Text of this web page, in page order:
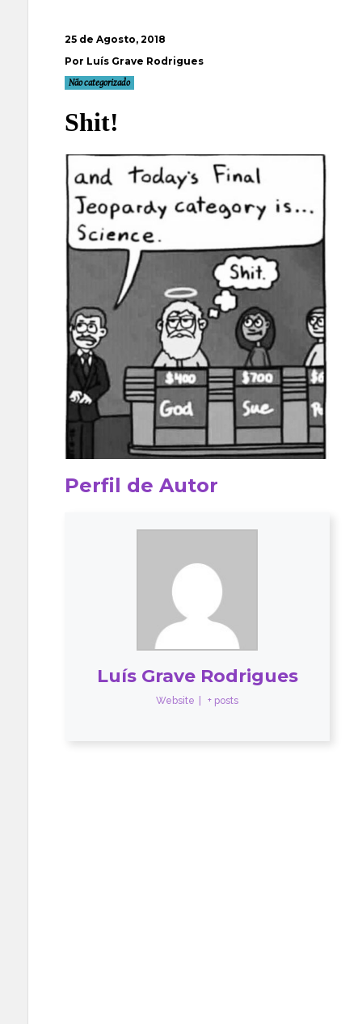
25 de Agosto, 2018
Por Luís Grave Rodrigues
Não categorizado
Shit!
Perfil de Autor
Luís Grave Rodrigues
Website + posts